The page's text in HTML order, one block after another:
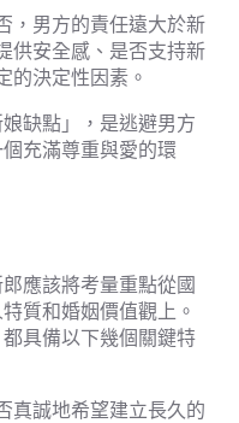
，男方的責任遠大於新
供安全感、是否支持新
的決定性因素。
缺點」，是逃避男方
充滿尊重與愛的環
應該將考量重點從國
質和婚姻價值觀上。
具備以下幾個關鍵特
真誠地希望建立長久的